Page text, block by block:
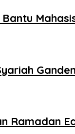
Bantu
Ramadan